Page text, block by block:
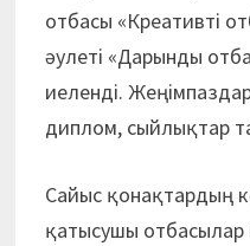
отбасы «Креативті
әулеті «Дарынды
иеленді.
диплом, сыйлықтар
Сайыс қонақтардың
қатысушы отбасылар